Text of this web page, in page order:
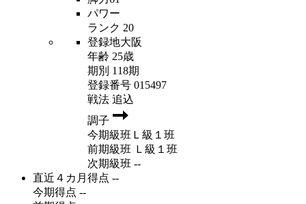
パワー
ランク 20
登録地大阪
年齢 25歳
期別 118期
登録番号 015497
戦法 追込
調子
今期級班 Ｌ級１班
前期級班 Ｌ級１班
次期級班 --
直近４カ月得点 --
今期得点 --